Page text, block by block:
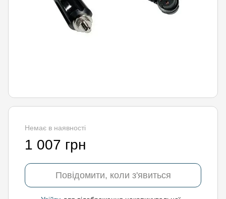
Немає в наявності
1 007 грн
Повідомити, коли з'явиться